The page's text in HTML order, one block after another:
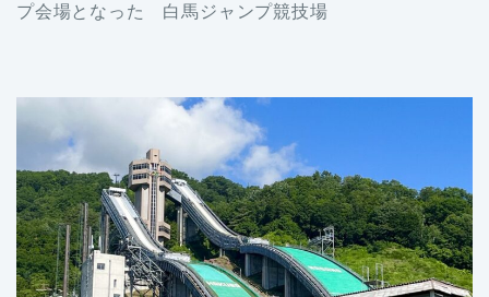
プ会場となった 白馬ジャンプ競技場